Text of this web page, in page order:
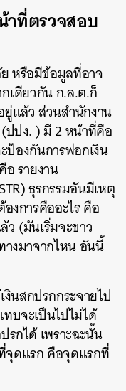
ที่ตรวจสอบ
หรือมีข้อมูลที่อาจ
กเดียวกัน ก.ล.ต.ก็
ยู่แล้ว ส่วนสำนักงาน
ปปง. ) มี 2 หน้าที่คือ
ป้องกันการฟอกเงิน
รายงาน
ธุรกรรมอันมีเหตุ
งการคืออะไร คือ
ว (มันเริ่มจะขาว
างมาจากไหน อันนี้
นสกปรกกระจายไป
บจะเป็นไปไม่ได้
รกได้ เพราะฉะนั้น
จุดแรก คือจุดแรกที่